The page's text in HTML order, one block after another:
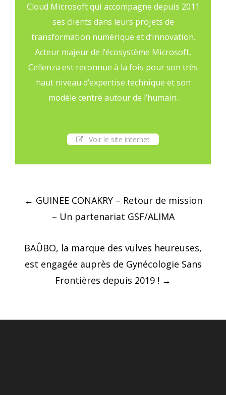
Cloud Microsoft qui accompagne depuis 2011
ses clients dans leurs projets de
transformation numérique et d’innovation.
Acteur majeur de l’écosystème Microsoft,
Cellenza est reconnue à la fois pour son très
haut niveau d’expertise technique et son
modèle centré autour de l’humain.
Voir le site internet
Post
navigation
← GUINEE CONAKRY – Retour de mission
– Un partenariat GSF/ALIMA
BAÛBO, la marque des vulves heureuses,
est engagée auprès de Gynécologie Sans
Frontières depuis 2019 ! →